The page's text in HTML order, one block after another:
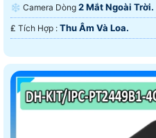
❄ Camera Dòng 2 Mắt Ngoài Trời.
️₤ Tích Hợp : Thu Âm Và Loa.